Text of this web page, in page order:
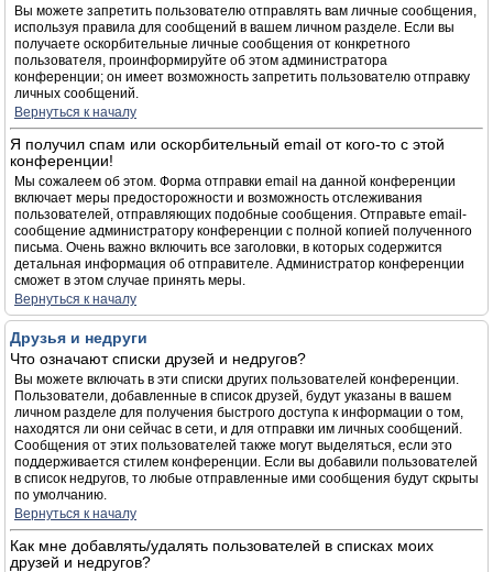
Вы можете запретить пользователю отправлять вам личные сообщения,
используя правила для сообщений в вашем личном разделе. Если вы
получаете оскорбительные личные сообщения от конкретного
пользователя, проинформируйте об этом администратора
конференции; он имеет возможность запретить пользователю отправку
личных сообщений.
Вернуться к началу
Я получил спам или оскорбительный email от кого-то с этой
конференции!
Мы сожалеем об этом. Форма отправки email на данной конференции
включает меры предосторожности и возможность отслеживания
пользователей, отправляющих подобные сообщения. Отправьте email-
сообщение администратору конференции с полной копией полученного
письма. Очень важно включить все заголовки, в которых содержится
детальная информация об отправителе. Администратор конференции
сможет в этом случае принять меры.
Вернуться к началу
Друзья и недруги
Что означают списки друзей и недругов?
Вы можете включать в эти списки других пользователей конференции.
Пользователи, добавленные в список друзей, будут указаны в вашем
личном разделе для получения быстрого доступа к информации о том,
находятся ли они сейчас в сети, и для отправки им личных сообщений.
Сообщения от этих пользователей также могут выделяться, если это
поддерживается стилем конференции. Если вы добавили пользователей
в список недругов, то любые отправленные ими сообщения будут скрыты
по умолчанию.
Вернуться к началу
Как мне добавлять/удалять пользователей в списках моих
друзей и недругов?